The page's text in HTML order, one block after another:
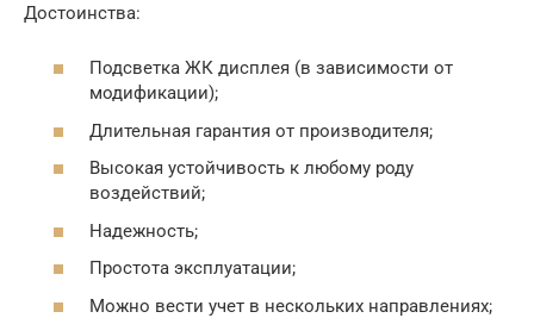
Достоинства:
Подсветка ЖК дисплея (в зависимости от
модификации);
Длительная гарантия от производителя;
Высокая устойчивость к любому роду
воздействий;
Надежность;
Простота эксплуатации;
Можно вести учет в нескольких направлениях;